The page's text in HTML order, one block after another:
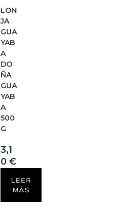
LON
JA
GUA
YAB
A
DO
ÑA
GUA
YAB
A
500
G
3,1
0€
LEER
MÁS